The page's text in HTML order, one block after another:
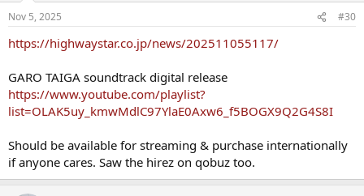
Nov 5, 2025 #30
https://highwaystar.co.jp/news/202511055117/
GARO TAIGA soundtrack digital release
https://www.youtube.com/playlist?
list=OLAK5uy_kmwMdlC97YlaE0Axw6_f5BOGX9Q2G4S8I
Should be available for streaming & purchase internationally
if anyone cares. Saw the hirez on qobuz too.